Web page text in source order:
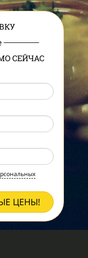
СЕЙЧАС
ЦЕНЫ!